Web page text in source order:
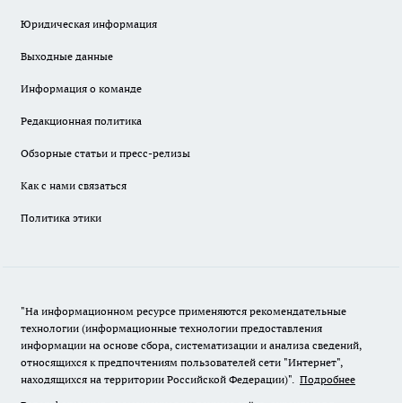
Юридическая информация
Выходные данные
Информация о команде
Редакционная политика
Обзорные статьи и пресс-релизы
Как с нами связаться
Политика этики
"На информационном ресурсе применяются рекомендательные
технологии (информационные технологии предоставления
информации на основе сбора, систематизации и анализа сведений,
относящихся к предпочтениям пользователей сети "Интернет",
находящихся на территории Российской Федерации)". Подробнее